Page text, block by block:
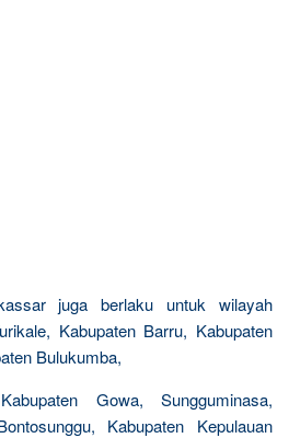
juga berlaku untuk wilayah
Kabupaten Barru, Kabupaten
Bulukumba,
Gowa, Sungguminasa,
Kabupaten Kepulauan